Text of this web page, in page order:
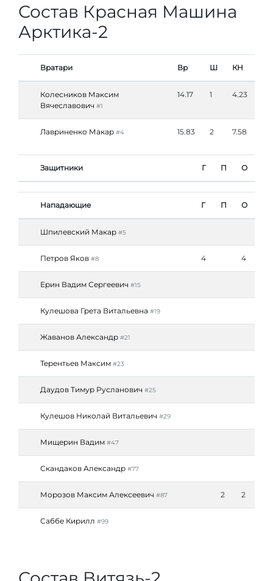
Состав Красная Машина
Арктика-2
Вратари Вр Ш КН
Колесников Максим
Вячеславович #1
14.17 1 4.23
Лавриненко Макар #4 15.83 2 7.58
Защитники Г П О
Нападающие Г П О
Шпилевский Макар #5
Петров Яков #8 4 4
Ерин Вадим Сергеевич #15
Кулешова Грета Витальевна #19
Жаванов Александр #21
Терентьев Максим #23
Даудов Тимур Русланович #25
Кулешов Николай Витальевич #29
Мищерин Вадим #47
Скандаков Александр #77
Морозов Максим Алексеевич #87 2 2
Саббе Кирилл #99